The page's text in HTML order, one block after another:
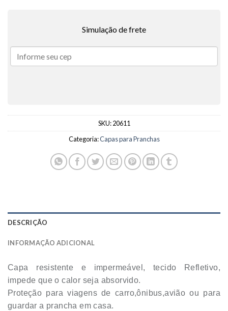
Simulação de frete
SKU:20611
Categoria:Capas para Pranchas
DESCRIÇÃO
INFORMAÇÃO ADICIONAL
Capa resistente e impermeável, tecido Refletivo,
impede que o calor seja absorvido.
Proteção para viagens de carro,ônibus,avião ou para
guardar a prancha em casa.